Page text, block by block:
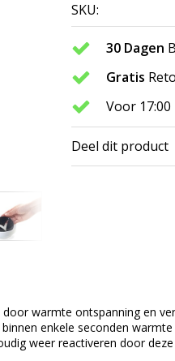
SKU:
30 Dagen
Gratis
Voor
Deel dit product
warmte ontspanning en
enkele seconden
weer reactiveren door